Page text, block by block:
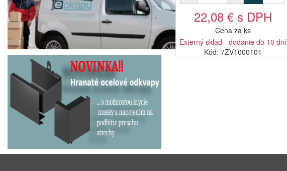
22,08 € s DPH
Cena za ks
Externý sklad - dodanie do 10 dní
Kód: 7ZV1000101